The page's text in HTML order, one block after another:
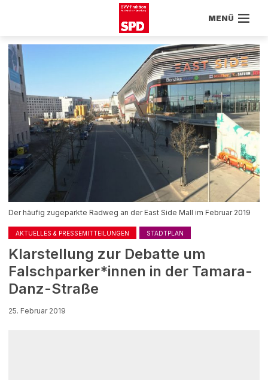
MENÜ
Der häufig zugeparkte Radweg an der East Side Mall im Februar 2019
AKTUELLES & PRESSEMITTEILUNGEN STADTPLAN
Klarstellung zur Debatte um
Falschparker*innen in der Tamara-
Danz-Straße
25. Februar 2019